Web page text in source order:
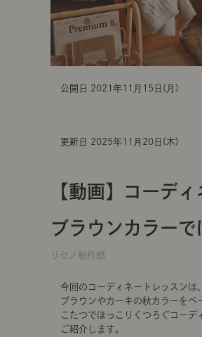
公開日 2021年11月15日(月)
更新日 2025年11月20日(木)
【動画】コーデ
ブラウンカラー
リセノ制作部
今回のコーディネートレッスンは、
ブラウンやカーキの秋カラーをベ
こたつでほっこりくつろぐコーデ
ご紹介します。